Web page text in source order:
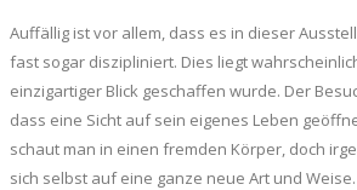
Auffällig ist vor allem, dass es in dieser
fast sogar diszipliniert. Dies liegt
einzigartiger Blick geschaffen wurde. Der
dass eine Sicht auf sein eigenes Leben
schaut man in einen fremden Körper, doch
sich selbst auf eine ganze neue Art und